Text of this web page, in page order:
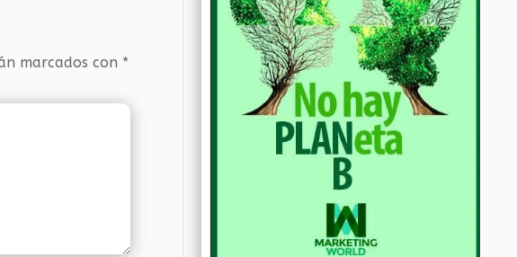
marcados con *